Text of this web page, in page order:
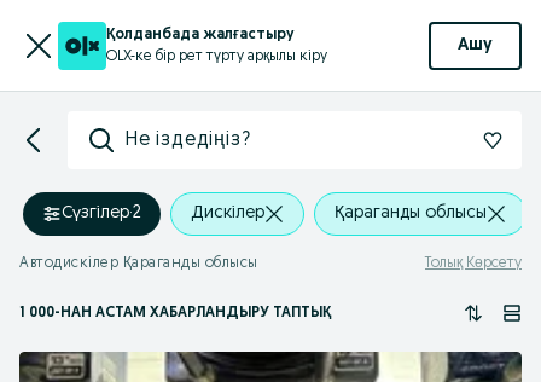
Қолданбада жалғастыру
OLX-ке бір рет түрту арқылы кіру
Ашу
Не іздедіңіз?
Сүзгілер·2 Дискілер Қараганды облысы
Автодискілер Қараганды облысы Толық Көрсету
1 000-НАН АСТАМ ХАБАРЛАНДЫРУ ТАПТЫҚ